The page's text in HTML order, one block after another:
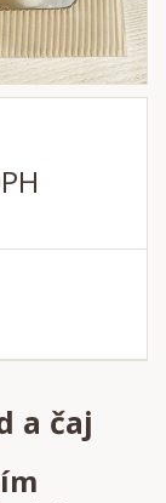
a čaj